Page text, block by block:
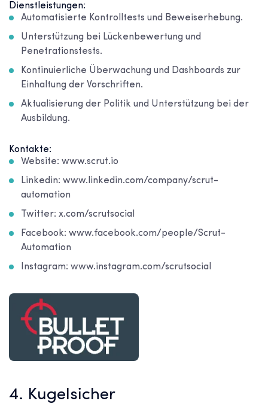
Dienstleistungen:
Automatisierte Kontrolltests und Beweiserhebung.
Unterstützung bei Lückenbewertung und
Penetrationstests.
Kontinuierliche Überwachung und Dashboards zur
Einhaltung der Vorschriften.
Aktualisierung der Politik und Unterstützung bei der
Ausbildung.
Kontakte:
Website: www.scrut.io
Linkedin: www.linkedin.com/company/scrut-
automation
Twitter: x.com/scrutsocial
Facebook: www.facebook.com/people/Scrut-
Automation
Instagram: www.instagram.com/scrutsocial
4. Kugelsicher